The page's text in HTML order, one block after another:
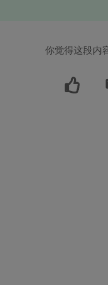
你觉得这段内